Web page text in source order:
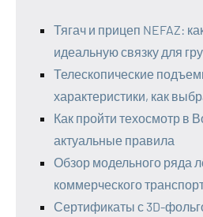
Тягач и прицеп NEFAZ:
идеальную связку для
Телескопические
характеристики, как
Как пройти техосмотр в
актуальные правила
Обзор модельного ряда
коммерческого
Сертификаты с 3D-